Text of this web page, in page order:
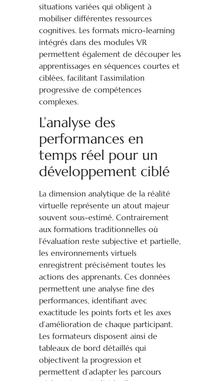
situations variées qui obligent à
mobiliser différentes ressources
cognitives. Les formats micro-learning
intégrés dans des modules VR
permettent également de découper les
apprentissages en séquences courtes et
ciblées, facilitant l’assimilation
progressive de compétences
complexes.
L’analyse des
performances en
temps réel pour un
développement ciblé
La dimension analytique de la réalité
virtuelle représente un atout majeur
souvent sous-estimé. Contrairement
aux formations traditionnelles où
l’évaluation reste subjective et partielle,
les environnements virtuels
enregistrent précisément toutes les
actions des apprenants. Ces données
permettent une analyse fine des
performances, identifiant avec
exactitude les points forts et les axes
d’amélioration de chaque participant.
Les formateurs disposent ainsi de
tableaux de bord détaillés qui
objectivent la progression et
permettent d’adapter les parcours